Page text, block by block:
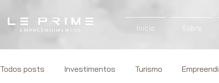
Início Sobre
Todos posts Investimentos Turismo